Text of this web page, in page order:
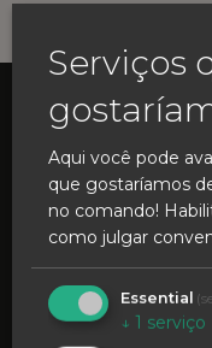
SINTA
Serviços
Aqui você pode
que gostaríamos
no comando!
como julgar
Essential
↓ 1 serviço